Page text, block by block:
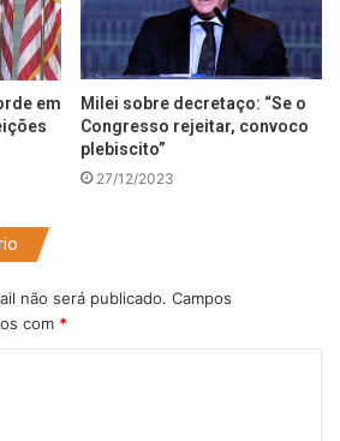
em
Milei sobre decretaço: “Se o
Congresso rejeitar, convoco
plebiscito”
27/12/2023
não será publicado. Campos
com *